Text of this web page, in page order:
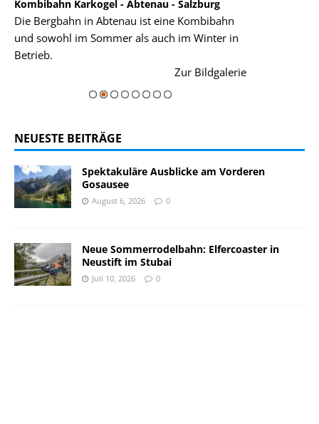
Kombibahn Karkogel - Abtenau - Salzburg
Die Bergbahn in Abtenau ist eine Kombibahn
und sowohl im Sommer als auch im Winter in
Betrieb.
Zur Bildgalerie
NEUESTE BEITRÄGE
Spektakuläre Ausblicke am Vorderen
Gosausee
August 6, 2026 0
Neue Sommerrodelbahn: Elfercoaster in
Neustift im Stubai
Juli 10, 2026 0